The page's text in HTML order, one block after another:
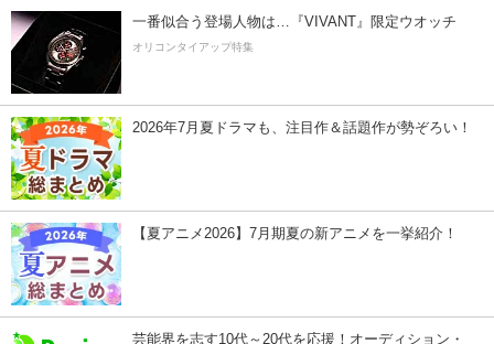
一番似合う登場人物は…『VIVANT』限定ウオッチ
オリコンタイアップ特集
2026年7月夏ドラマも、注目作＆話題作が勢ぞろい！
【夏アニメ2026】7月期夏の新アニメを一挙紹介！
芸能界を志す10代～20代を応援！オーディション・